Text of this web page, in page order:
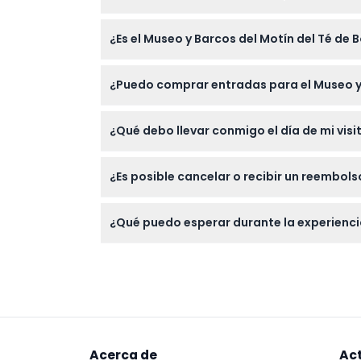
favor confirme al momento de la reserva).
¿Es el Museo y Barcos del Motín del Té
y educativa para la mayoría de las edades.
¿Puedo comprar entradas para el Museo
¿Qué debo llevar conmigo el día de mi
las cubiertas de los barcos y las
¿Es posible cancelar o recibir un
¿Qué puedo esperar durante la
Acerca de